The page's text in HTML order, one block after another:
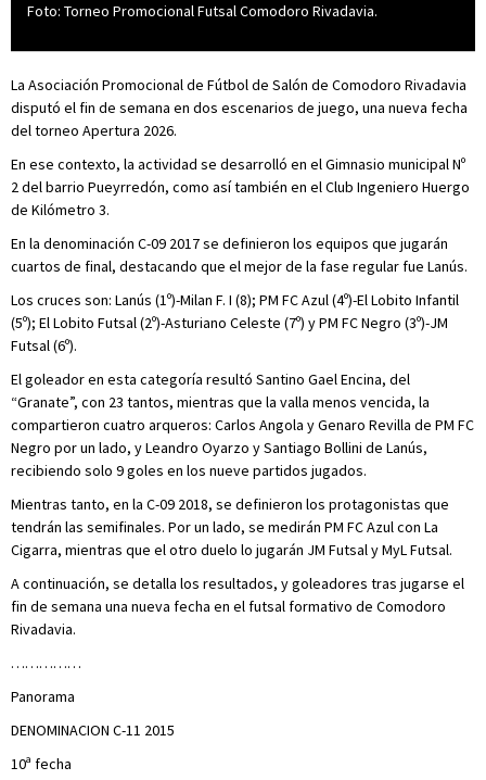
Foto: Torneo Promocional Futsal Comodoro Rivadavia.
La Asociación Promocional de Fútbol de Salón de Comodoro Rivadavia
disputó el fin de semana en dos escenarios de juego, una nueva fecha
del torneo Apertura 2026.
En ese contexto, la actividad se desarrolló en el Gimnasio municipal Nº
2 del barrio Pueyrredón, como así también en el Club Ingeniero Huergo
de Kilómetro 3.
En la denominación C-09 2017 se definieron los equipos que jugarán
cuartos de final, destacando que el mejor de la fase regular fue Lanús.
Los cruces son: Lanús (1º)-Milan F. I (8); PM FC Azul (4º)-El Lobito Infantil
(5º); El Lobito Futsal (2º)-Asturiano Celeste (7º) y PM FC Negro (3º)-JM
Futsal (6º).
El goleador en esta categoría resultó Santino Gael Encina, del
“Granate”, con 23 tantos, mientras que la valla menos vencida, la
compartieron cuatro arqueros: Carlos Angola y Genaro Revilla de PM FC
Negro por un lado, y Leandro Oyarzo y Santiago Bollini de Lanús,
recibiendo solo 9 goles en los nueve partidos jugados.
Mientras tanto, en la C-09 2018, se definieron los protagonistas que
tendrán las semifinales. Por un lado, se medirán PM FC Azul con La
Cigarra, mientras que el otro duelo lo jugarán JM Futsal y MyL Futsal.
A continuación, se detalla los resultados, y goleadores tras jugarse el
fin de semana una nueva fecha en el futsal formativo de Comodoro
Rivadavia.
……………
Panorama
DENOMINACION C-11 2015
10ª fecha